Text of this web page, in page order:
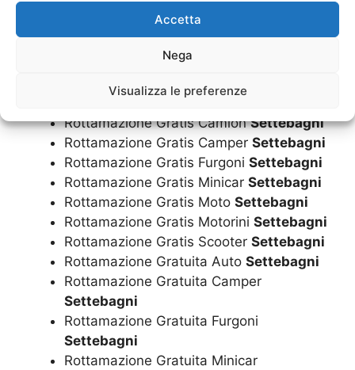
Accetta
Nega
Visualizza le preferenze
Ritiro A Domicilio ScooterSettebagni
Rottamazione AutoSettebagni
Rottamazione Camper
Rottamazione FurgoniSettebagni
Rottamazione Gratis CamionSettebagni
Rottamazione Gratis Camper Settebagni
Rottamazione Gratis Furgoni Settebagni
Rottamazione Gratis Minicar Settebagni
Rottamazione Gratis Moto Settebagni
Rottamazione Gratis Motorini Settebagni
Rottamazione Gratis Scooter Settebagni
Rottamazione Gratuita Auto Settebagni
Rottamazione Gratuita Camper
Settebagni
Rottamazione Gratuita Furgoni
Settebagni
Rottamazione Gratuita Minicar